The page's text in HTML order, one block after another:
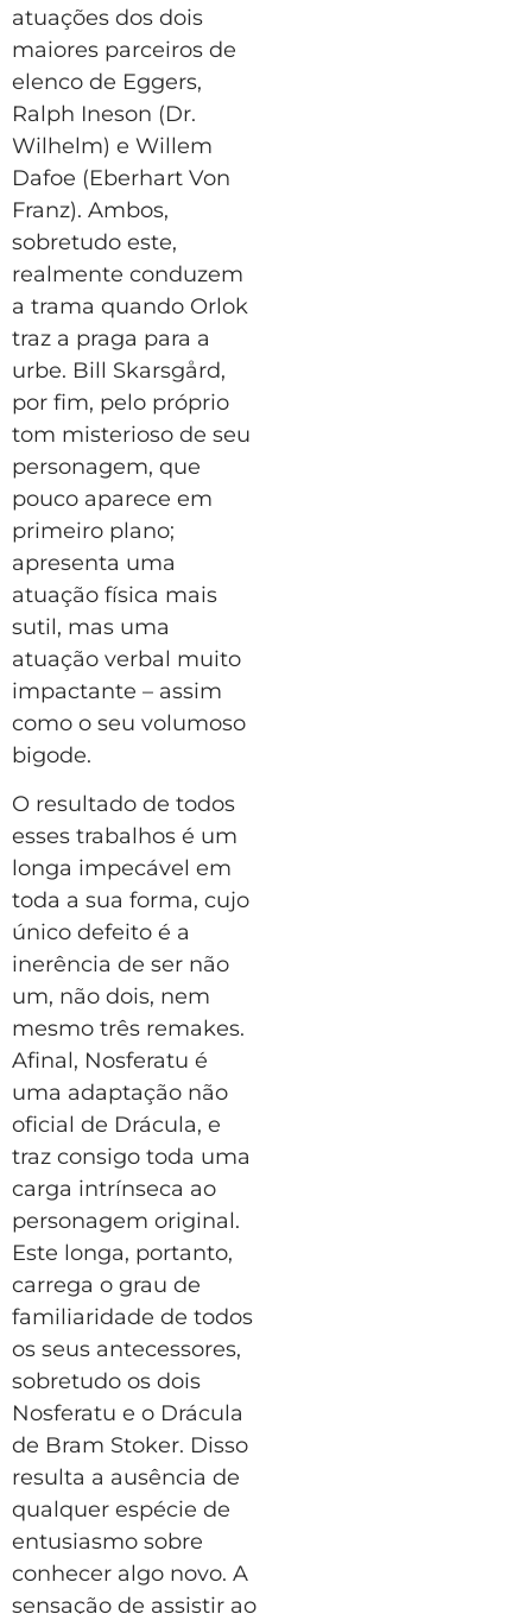
atuações dos dois
maiores parceiros de
elenco de Eggers,
Ralph Ineson (Dr.
Wilhelm) e Willem
Dafoe (Eberhart Von
Franz). Ambos,
sobretudo este,
realmente conduzem
a trama quando Orlok
traz a praga para a
urbe. Bill Skarsgård,
por fim, pelo próprio
tom misterioso de seu
personagem, que
pouco aparece em
primeiro plano;
apresenta uma
atuação física mais
sutil, mas uma
atuação verbal muito
impactante – assim
como o seu volumoso
bigode.
O resultado de todos
esses trabalhos é um
longa impecável em
toda a sua forma, cujo
único defeito é a
inerência de ser não
um, não dois, nem
mesmo três remakes.
Afinal, Nosferatu é
uma adaptação não
oficial de Drácula, e
traz consigo toda uma
carga intrínseca ao
personagem original.
Este longa, portanto,
carrega o grau de
familiaridade de todos
os seus antecessores,
sobretudo os dois
Nosferatu e o Drácula
de Bram Stoker. Disso
resulta a ausência de
qualquer espécie de
entusiasmo sobre
conhecer algo novo. A
sensação de assistir ao